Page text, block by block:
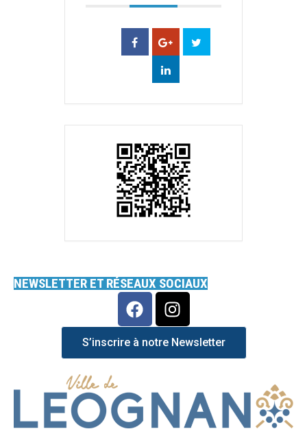
NEWSLETTER ET RÉSEAUX SOCIAUX
S’inscrire à notre Newsletter